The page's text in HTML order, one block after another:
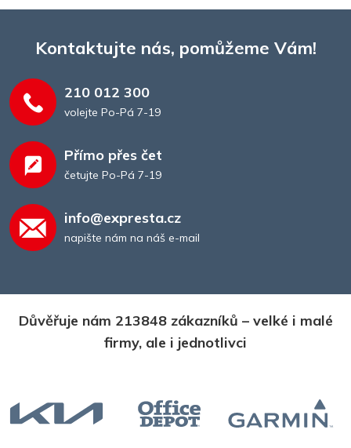
Kontaktujte nás, pomůžeme Vám!
210 012 300
volejte Po-Pá 7-19
Přímo přes čet
četujte Po-Pá 7-19
info@expresta.cz
napište nám na náš e-mail
Důvěřuje nám 213848 zákazníků – velké i malé
firmy, ale i jednotlivci